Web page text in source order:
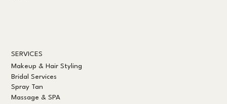
SERVICES
Makeup & Hair Styling
Bridal Services
Spray Tan
Massage & SPA